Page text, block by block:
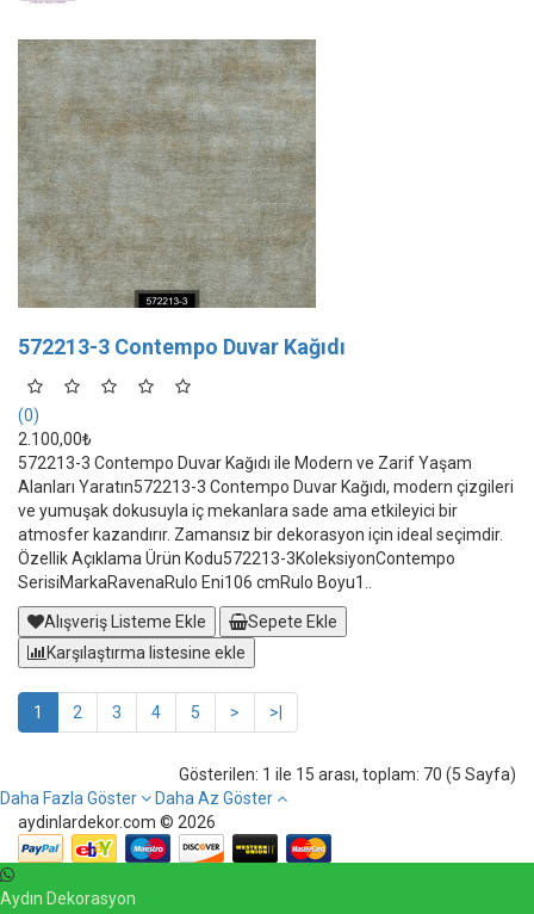
572213-3 Contempo Duvar Kağıdı
(0)
2.100,00₺
572213-3 Contempo Duvar Kağıdı ile Modern ve Zarif Yaşam
Alanları Yaratın572213-3 Contempo Duvar Kağıdı, modern çizgileri
ve yumuşak dokusuyla iç mekanlara sade ama etkileyici bir
atmosfer kazandırır. Zamansız bir dekorasyon için ideal seçimdir.
Özellik Açıklama Ürün Kodu572213-3KoleksiyonContempo
SerisiMarkaRavenaRulo Eni106 cmRulo Boyu1..
Alışveriş Listeme Ekle
Sepete Ekle
Karşılaştırma listesine ekle
1 2 3 4 5 > >|
Gösterilen: 1 ile 15 arası, toplam: 70 (5 Sayfa)
Daha Fazla Göster
Daha Az Göster
aydinlardekor.com © 2026
Aydın Dekorasyon